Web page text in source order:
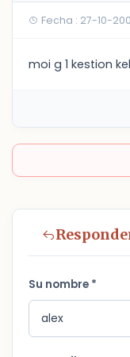
Fecha : 27-10-
moi g 1 kestion
Su nombre *